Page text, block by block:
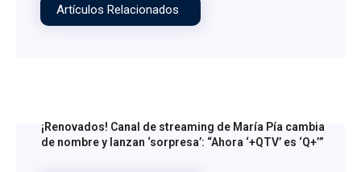
Artículos Relacionados
¡Renovados! Canal de streaming de María Pía cambia
de nombre y lanzan ‘sorpresa’: “Ahora ‘+QTV’ es ‘Q+’”